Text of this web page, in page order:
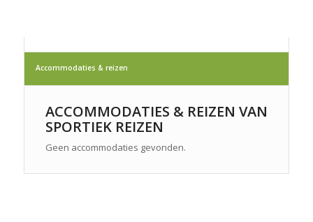
Accommodaties & reizen
ACCOMMODATIES & REIZEN VAN
SPORTIEK REIZEN
Geen accommodaties gevonden.